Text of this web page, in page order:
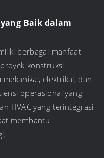
Baik dalam
berbagai manfaat
konstruksi.
elektrikal, dan
operasional yang
HVAC yang terintegrasi
membantu